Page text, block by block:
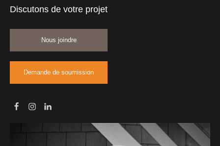
Discutons de votre projet
Nous joindre
Demande de soumission